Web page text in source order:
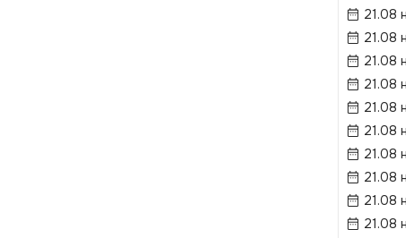
21.08
21.08
21.08
21.08
21.08
21.08
21.08
21.08
21.08
21.08